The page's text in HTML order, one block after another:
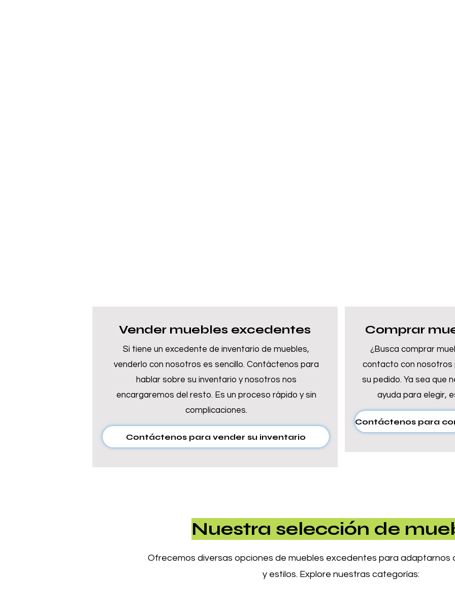
Vender muebles excedentes
Si tiene un excedente de inventario de muebles,
venderlo con nosotros es sencillo. Contáctenos para
hablar sobre su inventario y nosotros nos
encargaremos del resto. Es un proceso rápido y sin
complicaciones.
Contáctenos para vender su inventario
Comprar
¿Busca comprar
contacto con nosotros
su pedido. Ya sea que
ayuda para elegir,
Nuestra selección de
Ofrecemos diversas opciones de muebles excedentes para adaptarnos
y estilos. Explore nuestras categorías: